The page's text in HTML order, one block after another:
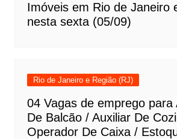
Imóveis em Rio de Janeiro
nesta sexta (05/09)
Rio de Janeiro e Região (RJ)
04 Vagas de emprego para
De Balcão / Auxiliar De
Operador De Caixa /